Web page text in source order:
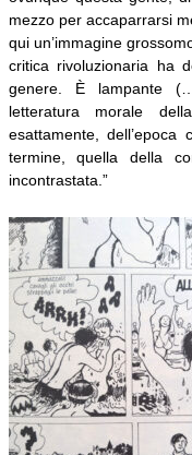
mezzo per accaparrarsi
qui un’immagine
critica rivoluzionaria ha
genere. È lampante
letteratura morale
esattamente,
termine, quella della
incontrastata.”